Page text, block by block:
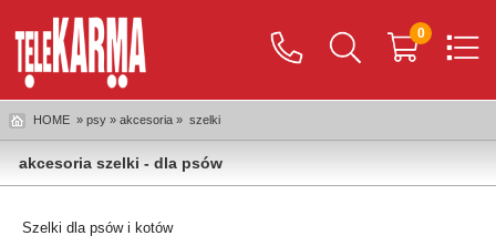
0
HOME » psy » akcesoria » szelki
akcesoria szelki - dla psów
Szelki dla psów i kotów